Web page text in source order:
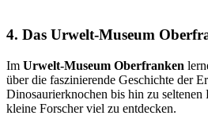
4. Das Urwelt-Museum
Im Urwelt-Museum Oberfranken
über die faszinierende Geschichte der
Dinosaurierknochen bis hin zu
kleine Forscher viel zu entdecken.